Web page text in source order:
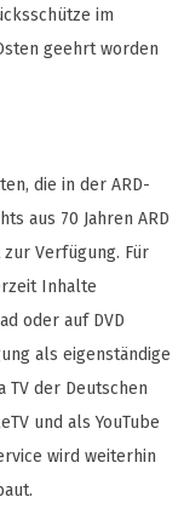
im
geehrt worden
die in der ARD-
aus 70 Jahren ARD
Verfügung. Für
Inhalte
oder auf DVD
als eigenständige
TV der Deutschen
und als YouTube
wird weiterhin